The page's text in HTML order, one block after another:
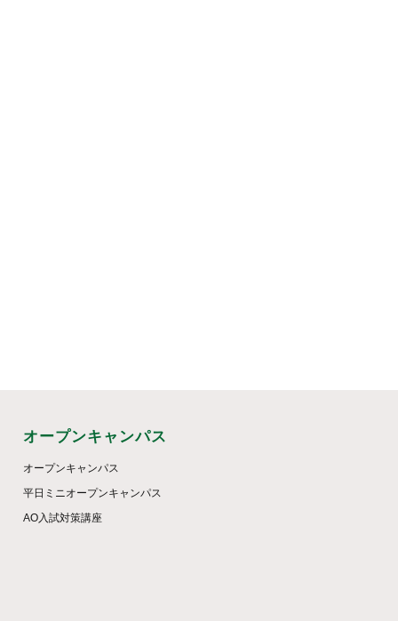
オープンキャンパス
オープンキャンパス
平日ミニオープンキャンパス
AO入試対策講座